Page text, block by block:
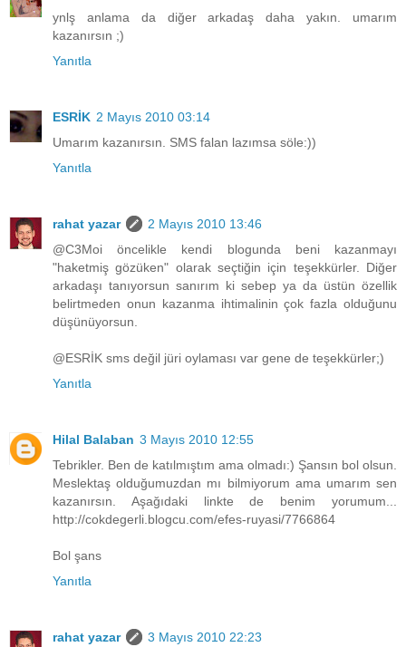
ynlş anlama da diğer arkadaş daha yakın. umarım
kazanırsın ;)
Yanıtla
ESRİK 2 Mayıs 2010 03:14
Umarım kazanırsın. SMS falan lazımsa söle:))
Yanıtla
rahat yazar
2 Mayıs 2010 13:46
@C3Moi öncelikle kendi blogunda beni kazanmayı
"haketmiş gözüken" olarak seçtiğin için teşekkürler. Diğer
arkadaşı tanıyorsun sanırım ki sebep ya da üstün özellik
belirtmeden onun kazanma ihtimalinin çok fazla olduğunu
düşünüyorsun.
@ESRİK sms değil jüri oylaması var gene de teşekkürler;)
Yanıtla
Hilal Balaban 3 Mayıs 2010 12:55
Tebrikler. Ben de katılmıştım ama olmadı:) Şansın bol olsun.
Meslektaş olduğumuzdan mı bilmiyorum ama umarım sen
kazanırsın. Aşağıdaki linkte de benim yorumum...
http://cokdegerli.blogcu.com/efes-ruyasi/7766864
Bol şans
Yanıtla
rahat yazar
3 Mayıs 2010 22:23